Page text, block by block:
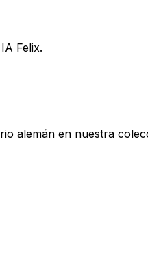
Felix.
alemán en nuestra